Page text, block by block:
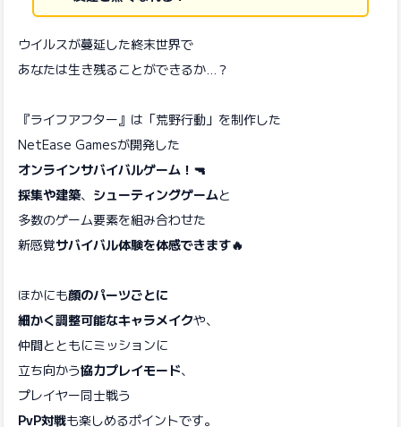
ウイルスが蔓延した終末世界で
あなたは生き残ることができるか…？
『ライフアフター』は「荒野行動」を制作した
NetEase Gamesが開発した
オンラインサバイバルゲーム！🔫
採集や建築、 シューティングゲームと
多数のゲーム要素を組み合わせた
新感覚サバイバル体験を体感できます🔥
ほかにも顔のパーツごとに
細かく調整可能なキャラメイクや、
仲間とともにミッションに
立ち向かう協力プレイモード、
プレイヤー同士戦う
PvP対戦も楽しめるポイントです。